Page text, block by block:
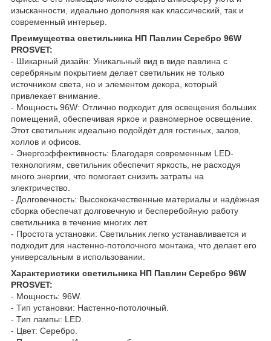
изысканности, идеально дополняя как классический, так и
современный интерьер.
Преимущества светильника НП Павлин Серебро 96W
PROSVET:
- Шикарный дизайн: Уникальный вид в виде павлина с
серебряным покрытием делает светильник не только
источником света, но и элементом декора, который
привлекает внимание.
- Мощность 96W: Отлично подходит для освещения больших
помещений, обеспечивая яркое и равномерное освещение.
Этот светильник идеально подойдёт для гостиных, залов,
холлов и офисов.
- Энергоэффективность: Благодаря современным LED-
технологиям, светильник обеспечит яркость, не расходуя
много энергии, что помогает снизить затраты на
электричество.
- Долговечность: Высококачественные материалы и надёжная
сборка обеспечат долговечную и бесперебойную работу
светильника в течение многих лет.
- Простота установки: Светильник легко устанавливается и
подходит для настенно-потолочного монтажа, что делает его
универсальным в использовании.
Характеристики светильника НП Павлин Серебро 96W
PROSVET:
- Мощность: 96W.
- Тип установки: Настенно-потолочный.
- Тип лампы: LED.
- Цвет: Серебро.